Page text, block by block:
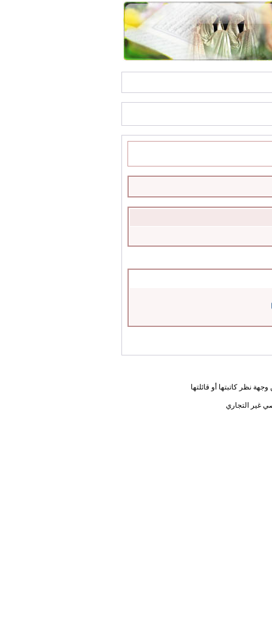
نظر كاتبتها أو قائلتها
غير التجاري